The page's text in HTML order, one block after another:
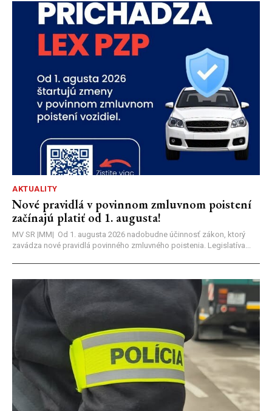
AKTUALITY
Nové pravidlá v povinnom zmluvnom poistení
začínajú platiť od 1. augusta!
MV SR |MM| Od 1. augusta 2026 nadobudne účinnosť zákon, ktorý
zavádza nové pravidlá povinného zmluvného poistenia. Legislatíva...